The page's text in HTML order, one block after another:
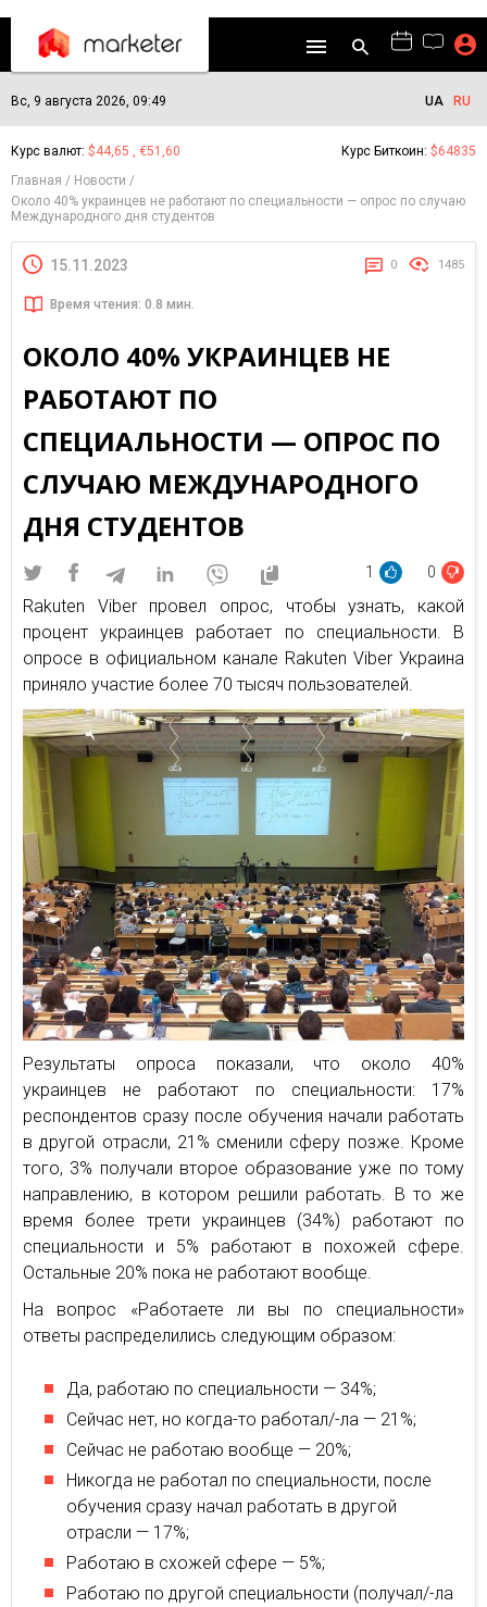
Вс, 9 августа 2026, 09:49 UA RU
Курс валют: $44,65 , €51,60 Курс Биткоин: $64835
Главная
Новости
Около 40% украинцев не работают по специальности — опрос по случаю
Международного дня студентов
15.11.2023 0 1485
Время чтения: 0.8 мин.
ОКОЛО 40% УКРАИНЦЕВ НЕ
РАБОТАЮТ ПО
СПЕЦИАЛЬНОСТИ — ОПРОС ПО
СЛУЧАЮ МЕЖДУНАРОДНОГО
ДНЯ СТУДЕНТОВ
1 0
Rakuten Viber провел опрос, чтобы узнать, какой
процент украинцев работает по специальности. В
опросе в официальном канале Rakuten Viber Украина
приняло участие более 70 тысяч пользователей.
Результаты опроса показали, что около 40%
украинцев не работают по специальности: 17%
респондентов сразу после обучения начали работать
в другой отрасли, 21% сменили сферу позже. Кроме
того, 3% получали второе образование уже по тому
направлению, в котором решили работать. В то же
время более трети украинцев (34%) работают по
специальности и 5% работают в похожей сфере.
Остальные 20% пока не работают вообще.
На вопрос «Работаете ли вы по специальности»
ответы распределились следующим образом:
Да, работаю по специальности — 34%;
Сейчас нет, но когда-то работал/-ла — 21%;
Сейчас не работаю вообще — 20%;
Никогда не работал по специальности, после
обучения сразу начал работать в другой
отрасли — 17%;
Работаю в схожей сфере — 5%;
Работаю по другой специальности (получал/-ла